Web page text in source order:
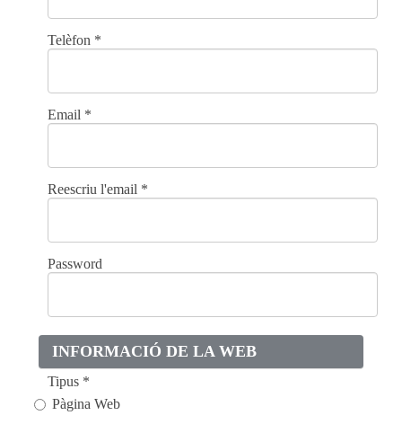
Telèfon *
Email *
Reescriu l'email *
Password
INFORMACIÓ DE LA WEB
Tipus *
Pàgina Web